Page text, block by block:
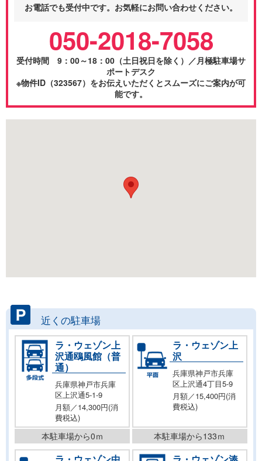
お電話でも受付中です。お気軽にお問い合わせください。
050-2018-7058
受付時間 9：00～18：00（土日祝日を除く）／月極駐車場サ
ポートデスク
※物件ID（323567）をお伝えいただくとスムーズにご案内が可
能です。
近くの駐車場
ラ・ウェゾン上
沢通鴎風館（普
通）
兵庫県神戸市兵庫
区上沢通5-1-9
月額／14,300円(消
費税込)
本駐車場から0ｍ
ラ・ウェゾン上
沢
兵庫県神戸市兵庫
区上沢通4丁目5-9
月額／15,400円(消
費税込)
本駐車場から133ｍ